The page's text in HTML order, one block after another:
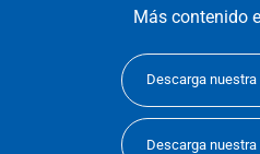
Más contenido
Descarga nuestra
Descarga nuestra